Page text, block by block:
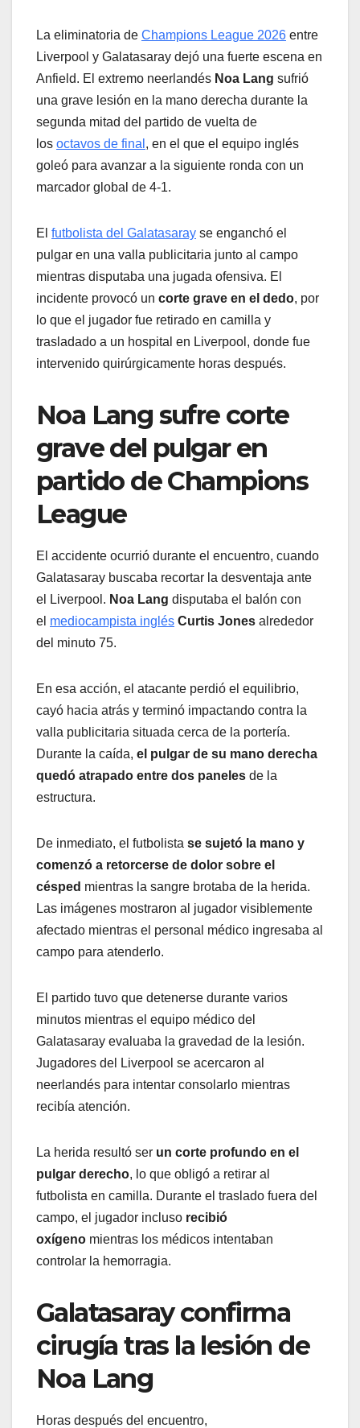
La eliminatoria de Champions League 2026 entre
Liverpool y Galatasaray dejó una fuerte escena en
Anfield. El extremo neerlandés Noa Lang sufrió
una grave lesión en la mano derecha durante la
segunda mitad del partido de vuelta de
los octavos de final , en el que el equipo inglés
goleó para avanzar a la siguiente ronda con un
marcador global de 4-1.
El futbolista del Galatasaray se enganchó el
pulgar en una valla publicitaria junto al campo
mientras disputaba una jugada ofensiva. El
incidente provocó un corte grave en el dedo, por
lo que el jugador fue retirado en camilla y
trasladado a un hospital en Liverpool, donde fue
intervenido quirúrgicamente horas después.
Noa Lang sufre corte
grave del pulgar en
partido de Champions
League
El accidente ocurrió durante el encuentro, cuando
Galatasaray buscaba recortar la desventaja ante
el Liverpool. Noa Lang disputaba el balón con
el mediocampista inglés Curtis Jones alrededor
del minuto 75.
En esa acción, el atacante perdió el equilibrio,
cayó hacia atrás y terminó impactando contra la
valla publicitaria situada cerca de la portería.
Durante la caída, el pulgar de su mano derecha
quedó atrapado entre dos paneles de la
estructura.
De inmediato, el futbolista se sujetó la mano y
comenzó a retorcerse de dolor sobre el
césped mientras la sangre brotaba de la herida.
Las imágenes mostraron al jugador visiblemente
afectado mientras el personal médico ingresaba al
campo para atenderlo.
El partido tuvo que detenerse durante varios
minutos mientras el equipo médico del
Galatasaray evaluaba la gravedad de la lesión.
Jugadores del Liverpool se acercaron al
neerlandés para intentar consolarlo mientras
recibía atención.
La herida resultó ser un corte profundo en el
pulgar derecho, lo que obligó a retirar al
futbolista en camilla. Durante el traslado fuera del
campo, el jugador incluso recibió
oxígeno mientras los médicos intentaban
controlar la hemorragia.
Galatasaray confirma
cirugía tras la lesión de
Noa Lang
Horas después del encuentro,